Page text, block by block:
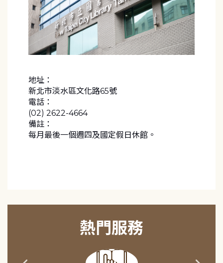
地址：
新北市淡水區文化路65號
電話：
(02) 2622-4664
備註：
每月最後一個週四及國定假日休館。
熱門服務